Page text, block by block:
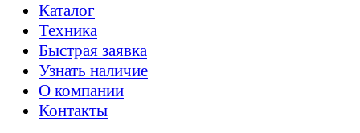
Каталог
Техника
Быстрая заявка
Узнать наличие
О компании
Контакты